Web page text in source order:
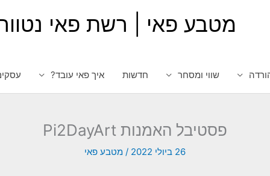
מטבע פאי | רשת פאי
שווי ומסחר חדשות איך פאי עובד?
פסטיבל האמנות Pi2DayArt
26 ביולי 2022 / מטבע פאי